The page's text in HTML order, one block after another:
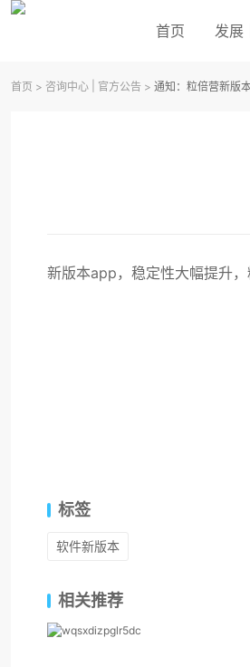
首页 发展
首页 > 咨询中心 官方公告 > 通知：粒倍营新版
新版本app，稳定性大幅提升
标签
软件新版本
相关推荐